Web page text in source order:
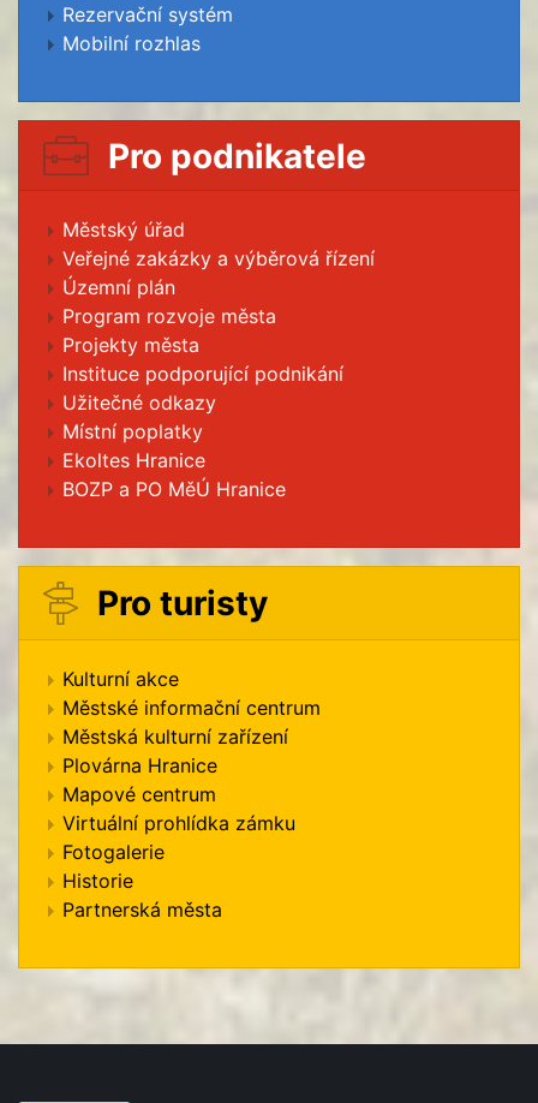
Rezervační systém
Mobilní rozhlas
Pro podnikatele
Městský úřad
Veřejné zakázky a výběrová řízení
Územní plán
Program rozvoje města
Projekty města
Instituce podporující podnikání
Užitečné odkazy
Místní poplatky
Ekoltes Hranice
BOZP a PO MěÚ Hranice
Pro turisty
Kulturní akce
Městské informační centrum
Městská kulturní zařízení
Plovárna Hranice
Mapové centrum
Virtuální prohlídka zámku
Fotogalerie
Historie
Partnerská města